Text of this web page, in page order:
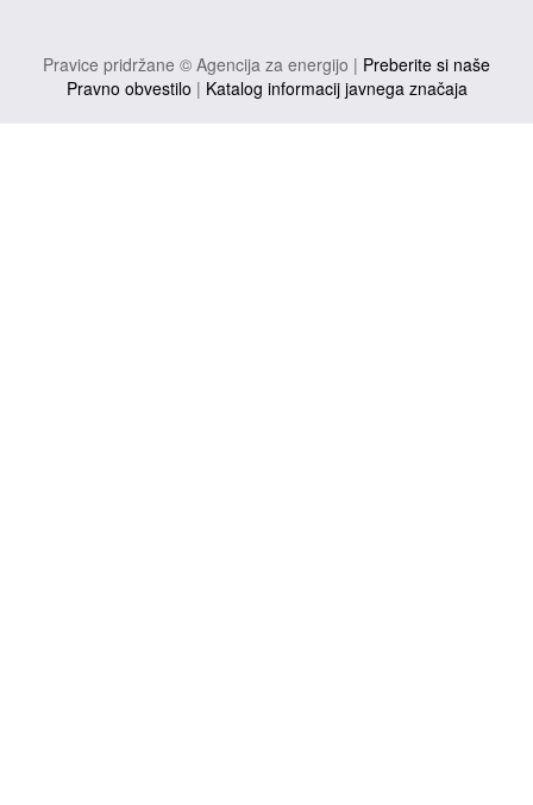
Pravice pridržane © Agencija za energijo | Preberite si naše
Pravno obvestilo | Katalog informacij javnega značaja